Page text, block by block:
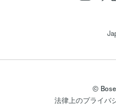
©
法律上のプライバ